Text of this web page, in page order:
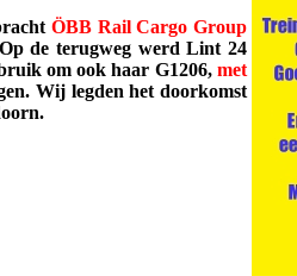
ÖBB Rail Cargo Group
de terugweg werd Lint 24
om ook haar G1206, met
Wij legden het doorkomst